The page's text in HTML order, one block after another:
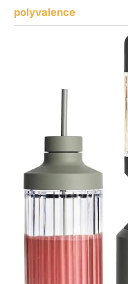
polyvalence